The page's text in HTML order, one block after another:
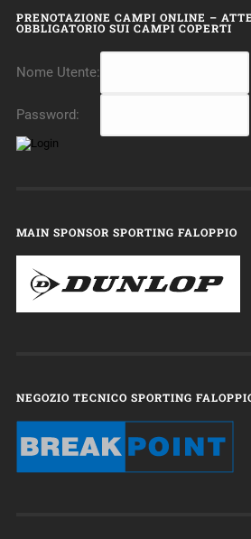
PRENOTAZIONE CAMPI ONLINE –
OBBLIGATORIO SUI CAMPI COPERTI
Nome Utente:
Password:
MAIN SPONSOR SPORTING FALOPPIO
NEGOZIO TECNICO SPORTING